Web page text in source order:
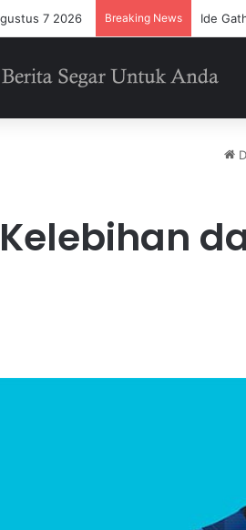
7 2026 Breaking News Ide
Kelebihan